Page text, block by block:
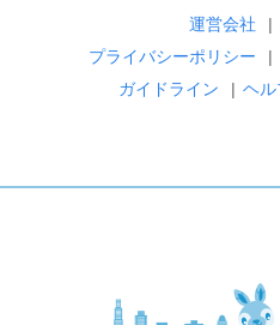
運営会社 |
プライバシーポリシー
|
ガイドライン
| ヘル